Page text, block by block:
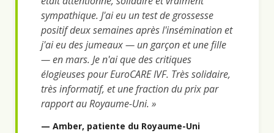
sympathique. J'ai eu un test de grossesse
positif deux semaines après l'insémination et
j'ai eu des jumeaux — un garçon et une fille
— en mars. Je n'ai que des critiques
élogieuses pour EuroCARE IVF. Très solidaire,
très informatif, et une fraction du prix par
rapport au Royaume-Uni. »
— Amber, patiente du Royaume-Uni